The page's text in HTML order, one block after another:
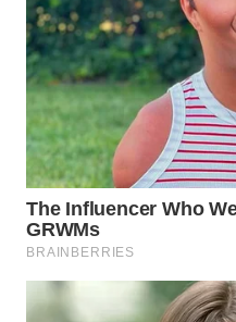
LAWAS
WN
SUMEDANG
WN
CIANJUR
WN
KEPULAUAN
SERIBU